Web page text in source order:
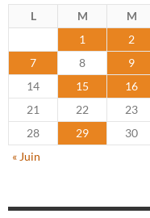
L M M
1
2
7
8 9
14
15 16
21
22 23
28
29 30
« Juin